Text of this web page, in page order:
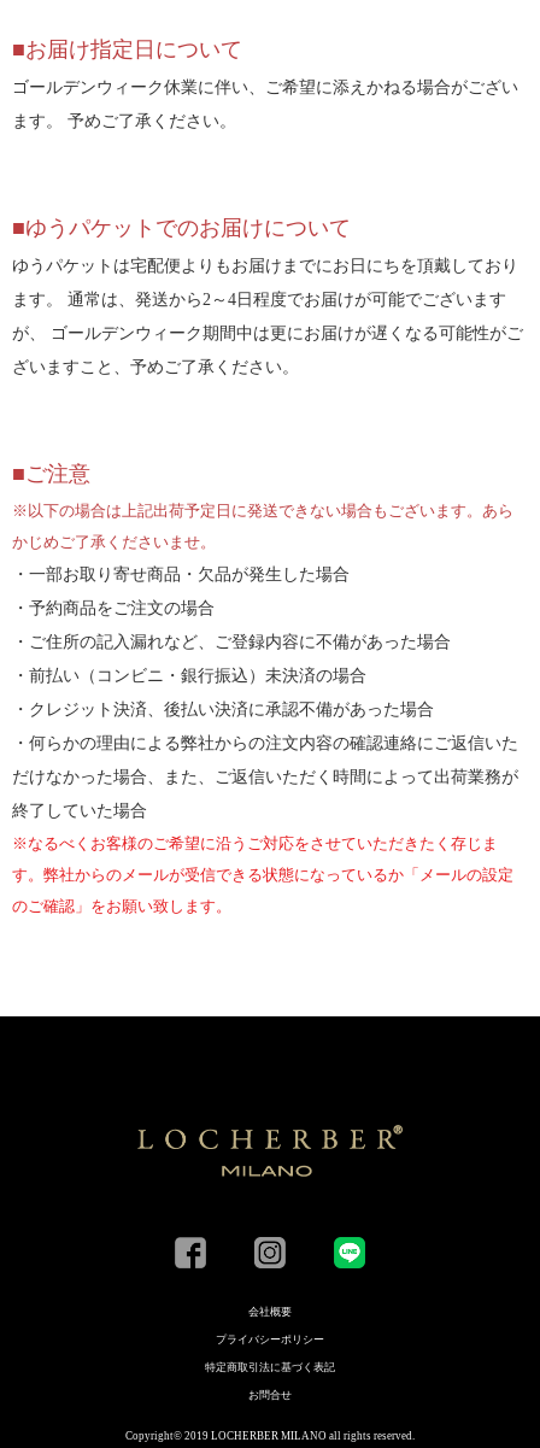
■お届け指定日について
ゴールデンウィーク休業に伴い、ご希望に添えかねる場合がござい
ます。 予めご了承ください。
■ゆうパケットでのお届けについて
ゆうパケットは宅配便よりもお届けまでにお日にちを頂戴しており
ます。 通常は、発送から2～4日程度でお届けが可能でございます
が、 ゴールデンウィーク期間中は更にお届けが遅くなる可能性がご
ざいますこと、予めご了承ください。
■ご注意
※以下の場合は上記出荷予定日に発送できない場合もございます。あら
かじめご了承くださいませ。
・一部お取り寄せ商品・欠品が発生した場合
・予約商品をご注文の場合
・ご住所の記入漏れなど、ご登録内容に不備があった場合
・前払い（コンビニ・銀行振込）未決済の場合
・クレジット決済、後払い決済に承認不備があった場合
・何らかの理由による弊社からの注文内容の確認連絡にご返信いた
だけなかった場合、また、ご返信いただく時間によって出荷業務が
終了していた場合
※なるべくお客様のご希望に沿うご対応をさせていただきたく存じま
す。弊社からのメールが受信できる状態になっているか「メールの設定
のご確認」をお願い致します。
会社概要
プライバシーポリシー
特定商取引法に基づく表記
お問合せ
Copyright© 2019 LOCHERBER MILANO all rights reserved.